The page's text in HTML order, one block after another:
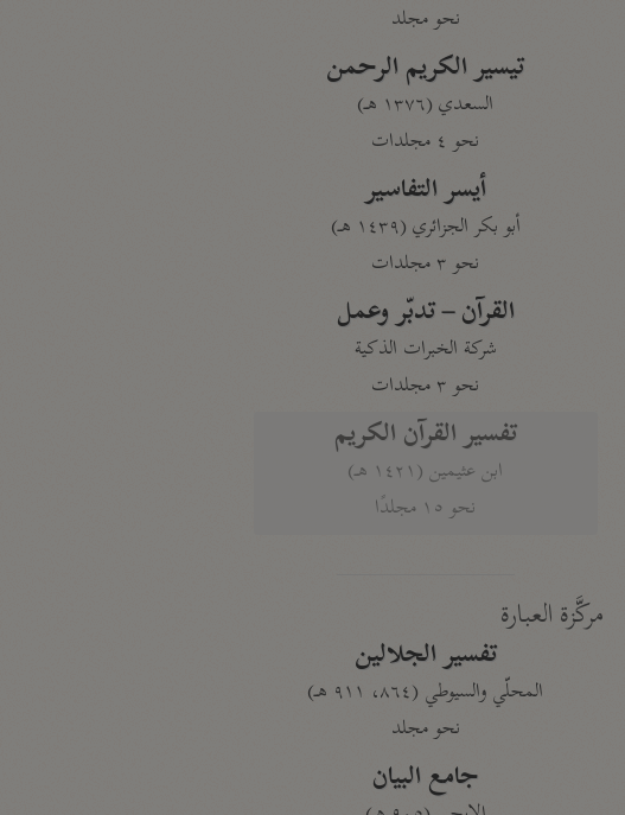
نحو مجلد
تيسير الكريم الرحمن
السعدي (١٣٧٦ هـ)
نحو ٤ مجلدات
أيسر التفاسير
أبو بكر الجزائري (١٤٣٩ هـ)
نحو ٣ مجلدات
القرآن – تدبّر وعمل
شركة الخبرات الذكية
نحو ٣ مجلدات
تفسير القرآن الكريم
ابن عثيمين (١٤٢١ هـ)
نحو ١٥ مجلدًا
مركَّزة العبارة
تفسير الجلالين
المحلّي والسيوطي (٨٦٤، ٩١١ هـ)
نحو مجلد
جامع البيان